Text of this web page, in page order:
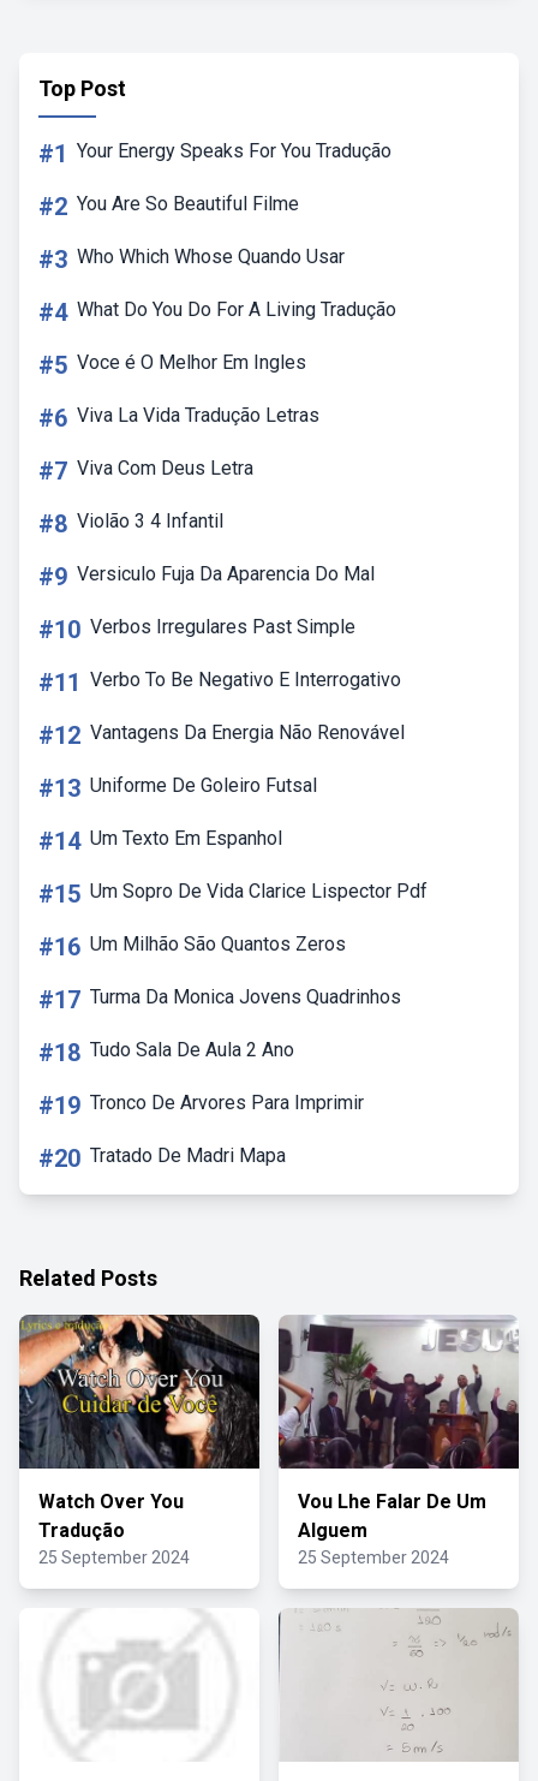
Top Post
#1 Your Energy Speaks For You Tradução
#2 You Are So Beautiful Filme
#3 Who Which Whose Quando Usar
#4 What Do You Do For A Living Tradução
#5 Voce é O Melhor Em Ingles
#6 Viva La Vida Tradução Letras
#7 Viva Com Deus Letra
#8 Violão 3 4 Infantil
#9 Versiculo Fuja Da Aparencia Do Mal
#10 Verbos Irregulares Past Simple
#11 Verbo To Be Negativo E Interrogativo
#12 Vantagens Da Energia Não Renovável
#13 Uniforme De Goleiro Futsal
#14 Um Texto Em Espanhol
#15 Um Sopro De Vida Clarice Lispector Pdf
#16 Um Milhão São Quantos Zeros
#17 Turma Da Monica Jovens Quadrinhos
#18 Tudo Sala De Aula 2 Ano
#19 Tronco De Arvores Para Imprimir
#20 Tratado De Madri Mapa
Related Posts
Watch Over You
Tradução
25 September 2024
Vou Lhe Falar De Um
Alguem
25 September 2024